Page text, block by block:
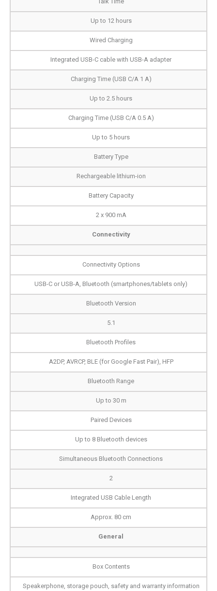
Up to 12 hours
Wired Charging
Integrated USB-C cable with USB-A adapter
Charging Time (USB C/A 1 A)
Up to 2.5 hours
Charging Time (USB C/A 0.5 A)
Up to 5 hours
Battery Type
Rechargeable lithium-ion
Battery Capacity
2 x 900 mA
Connectivity
Connectivity Options
USB-C or USB-A, Bluetooth (smartphones/tablets only)
Bluetooth Version
5.1
Bluetooth Profiles
A2DP, AVRCP, BLE (for Google Fast Pair), HFP
Bluetooth Range
Up to 30 m
Paired Devices
Up to 8 Bluetooth devices
Simultaneous Bluetooth Connections
2
Integrated USB Cable Length
Approx. 80 cm
General
Box Contents
Speakerphone, storage pouch, safety and warranty information